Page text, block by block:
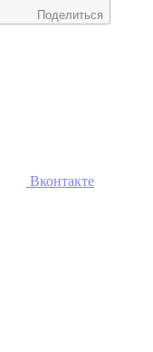
Поделиться
Вконтакте